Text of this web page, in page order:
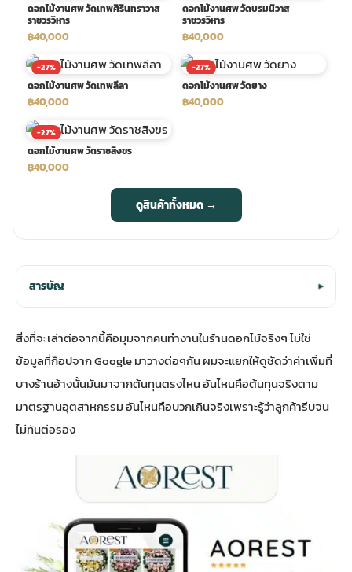
ดอกไม้งานศพ วัดเทพศิรินทราวาส
ราชวรวิหาร
฿40,000
ดอกไม้งานศพ วัดบรมนิวาส
ราชวรวิหาร
฿40,000
-27%
ดอกไม้งานศพ วัดเทพลีลา
฿40,000
-27%
ดอกไม้งานศพ วัดยาง
฿40,000
-27%
ดอกไม้งานศพ วัดราชสิงขร
฿40,000
ดูสินค้าทั้งหมด →
สารบัญ ▾
สิ่งที่จะเล่าต่อจากนี้คือมุมจากคนทำงานในร้านดอกไม้จริงๆ ไม่ใช่
ข้อมูลที่ก็อปจาก Google มาวางต่อๆกัน ผมจะแยกให้ดูชัดว่าค่าเพิ่มที่
บางร้านอ้างนั้นมันมาจากต้นทุนตรงไหน อันไหนคือต้นทุนจริงตาม
มาตรฐานอุตสาหกรรม อันไหนคือบวกเกินจริงเพราะรู้ว่าลูกค้ารีบจน
ไม่ทันต่อรอง